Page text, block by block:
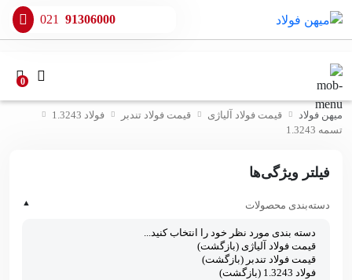
021 91306000
0
میهن فولاد قیمت فولاد آلیاژی قیمت فولاد تندبر
فولاد 1.3243
تسمه 1.3243
فیلتر ویژگی‌ها
دسته‌بندی محصولات ▲